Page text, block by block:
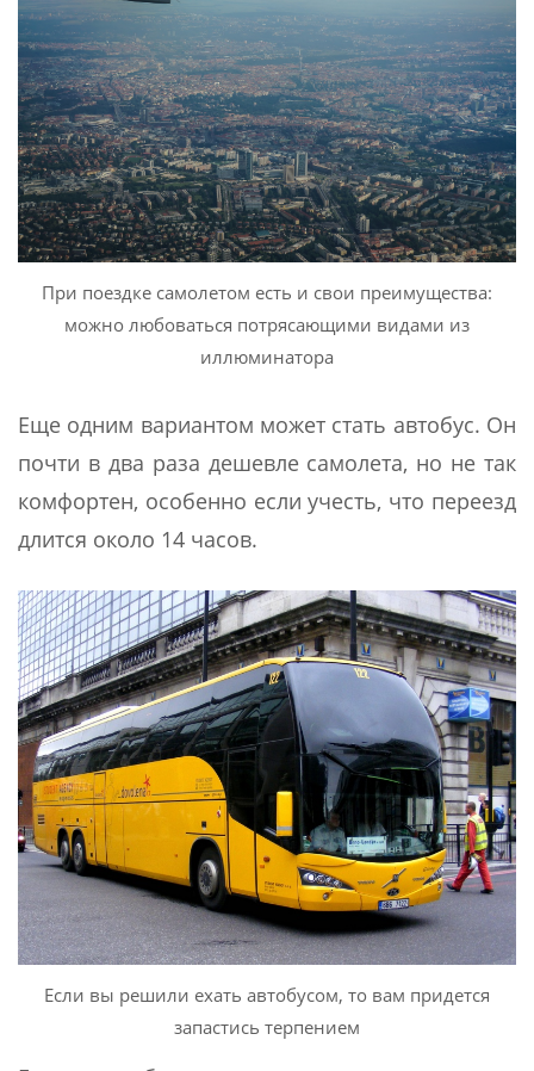
При поездке самолетом есть и свои преимущества:
можно любоваться потрясающими видами из
иллюминатора
Еще одним вариантом может стать автобус. Он
почти в два раза дешевле самолета, но не так
комфортен, особенно если учесть, что переезд
длится около 14 часов.
Если вы решили ехать автобусом, то вам придется
запастись терпением